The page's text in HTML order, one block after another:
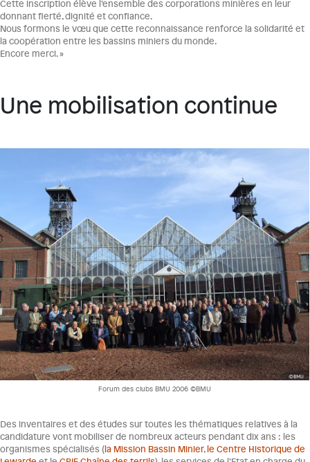
Cette inscription élève l’ensemble des corporations minières en leur
donnant fierté, dignité et confiance.
Nous formons le vœu que cette reconnaissance renforce la solidarité et
la coopération entre les bassins miniers du monde.
Encore merci. »
Une mobilisation continue
Forum des clubs BMU 2006 ©BMU
Des inventaires et des études sur toutes les thématiques relatives à la
candidature vont mobiliser de nombreux acteurs pendant dix ans : les
organismes spécialisés (la Mission Bassin Minier,le Centre Historique de